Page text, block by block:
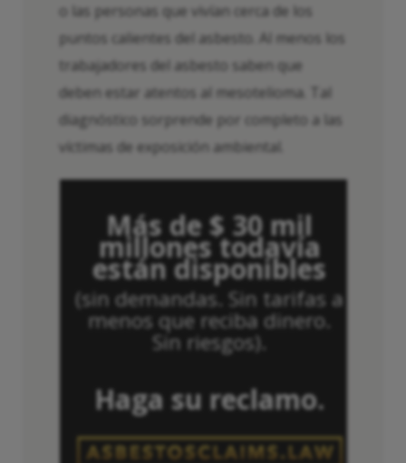
o las personas que vivían cerca de los
puntos calientes del asbesto. Al menos los
trabajadores del asbesto saben que
deben estar atentos al mesotelioma. Tal
diagnóstico sorprende por completo a las
víctimas de exposición ambiental.
Más de $ 30 mil
millones todavía
están disponibles
(sin demandas. Sin tarifas a
menos que reciba dinero.
Sin riesgos).
Haga su reclamo.